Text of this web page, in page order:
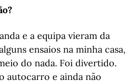
e a equipa vieram da
ensaios na minha casa,
do nada. Foi divertido.
autocarro e ainda não